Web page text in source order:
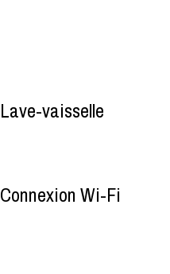
Lave-vaisselle
Connexion Wi-Fi